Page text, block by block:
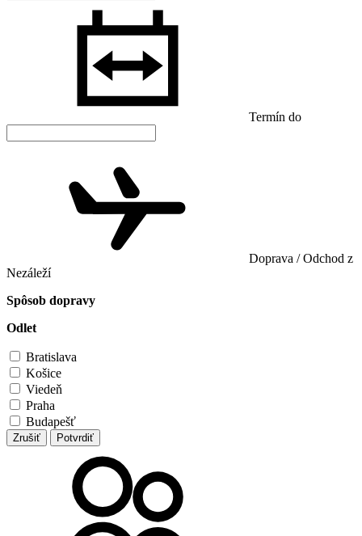
Termín do
Doprava / Odchod z
Nezáleží
Spôsob dopravy
Odlet
Bratislava
Košice
Viedeň
Praha
Budapešť
Zrušiť Potvrdiť